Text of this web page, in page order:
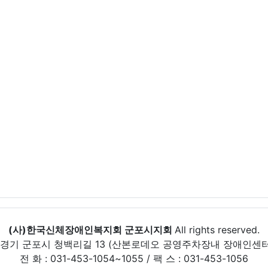
(사)한국신체장애인복지회 군포시지회 All rights reserved.
기 군포시 청백리길 13 (산본로데오 공영주차장내 장애인센
전 화 : 031-453-1054~1055 / 팩 스 : 031-453-1056